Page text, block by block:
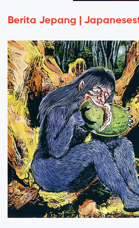
Berita Jepang |